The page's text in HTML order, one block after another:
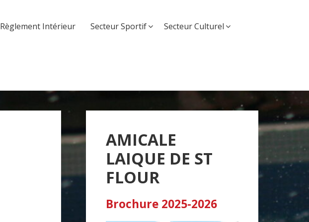
Règlement Intérieur Secteur Sportif Secteur Culturel
AMICALE
LAIQUE DE ST
FLOUR
Brochure 2025-2026